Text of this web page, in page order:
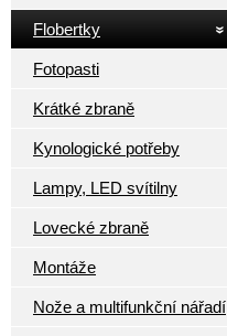
Flobertky
Fotopasti
Krátké zbraně
Kynologické potřeby
Lampy, LED svítilny
Lovecké zbraně
Montáže
Nože a multifunkční nářadí